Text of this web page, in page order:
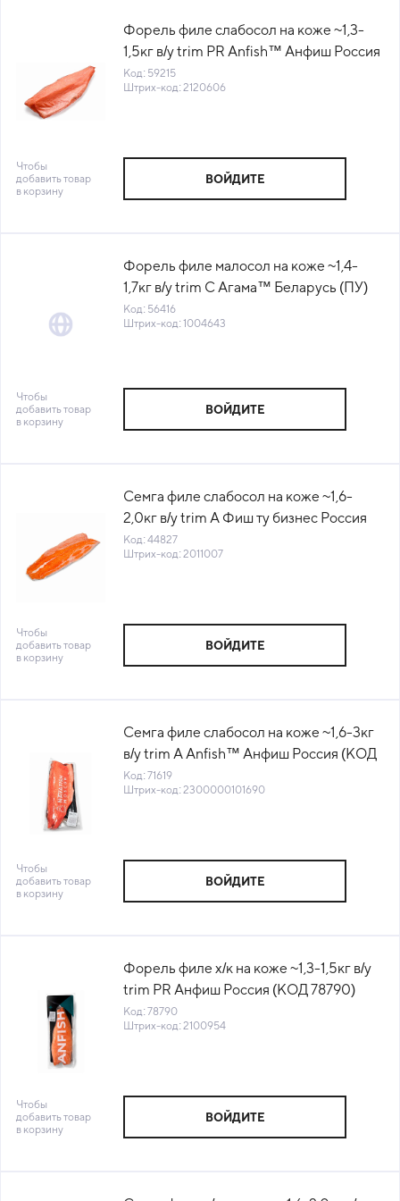
Форель филе слабосол на коже ~1,3-
1,5кг в/у trim PR Anfish™ Анфиш Россия
(КОД 59215) (-18°С)
Код: 59215
Штрих-код: 2120606
Чтобы
добавить товар
в корзину
ВОЙДИТЕ
Форель филе малосол на коже ~1,4-
1,7кг в/у trim C Агама™ Беларусь (ПУ)
(КОД 56416) (-18°С)
Код: 56416
Штрих-код: 1004643
Чтобы
добавить товар
в корзину
ВОЙДИТЕ
Семга филе слабосол на коже ~1,6-
2,0кг в/у trim А Фиш ту бизнес Россия
(КОД 44827) (-18°С)
Код: 44827
Штрих-код: 2011007
Чтобы
добавить товар
в корзину
ВОЙДИТЕ
Семга филе слабосол на коже ~1,6-3кг
в/у trim А Anfish™ Анфиш Россия (КОД
71619) (-18°С)
Код: 71619
Штрих-код: 2300000101690
Чтобы
добавить товар
в корзину
ВОЙДИТЕ
Форель филе х/к на коже ~1,3-1,5кг в/у
trim PR Анфиш Россия (КОД 78790)
(-18°С)
Код: 78790
Штрих-код: 2100954
Чтобы
добавить товар
в корзину
ВОЙДИТЕ